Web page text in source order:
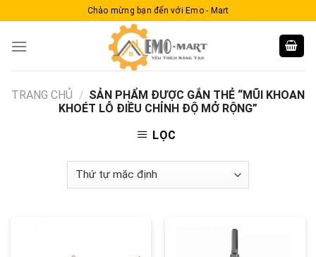
to
Chào mừng bạn đến với Emo - Mart
TRANG CHỦ / SẢN PHẨM ĐƯỢC GẮN THẺ “MŨI KHOAN
KHOÉT LỖ ĐIỀU CHỈNH ĐỘ MỞ RỘNG”
LỌC